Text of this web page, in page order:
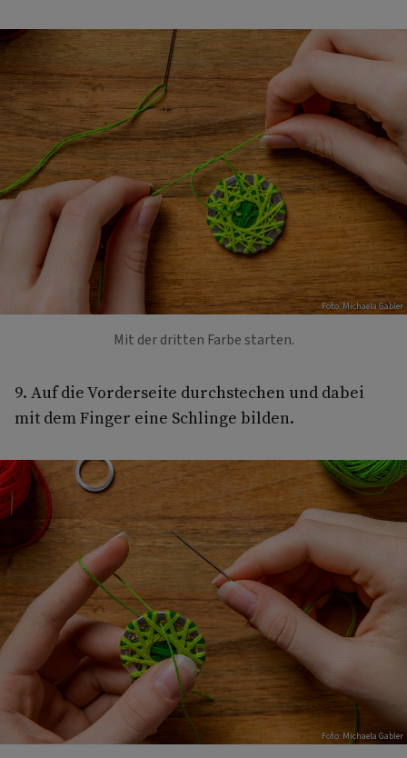
Foto: Michaela Gabler
Mit der dritten Farbe starten.
9. Auf die Vorderseite durchstechen und dabei
mit dem Finger eine Schlinge bilden.
Foto: Michaela Gabler